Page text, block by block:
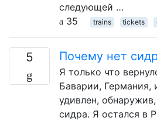
следующей …
35
trains tickets
5 Почему нет
Я только что
Баварии, Германия,
удивлен,
сидра. Я остался в